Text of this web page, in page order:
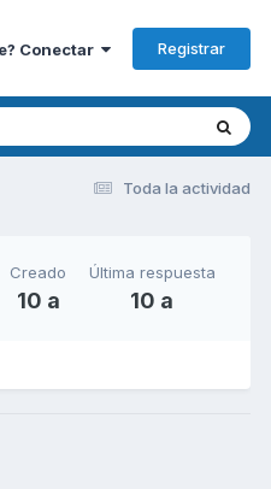
Conectar Registrar
Toda la actividad
Creado
10 a
Última respuesta
10 a